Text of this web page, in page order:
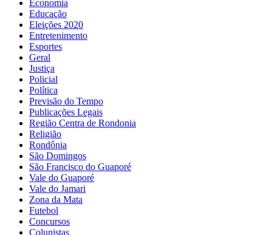
Economia
Educação
Eleições 2020
Entretenimento
Esportes
Geral
Justiça
Policial
Política
Previsão do Tempo
Publicações Legais
Região Centra de Rondonia
Religião
Rondônia
São Domingos
São Francisco do Guaporé
Vale do Guaporé
Vale do Jamari
Zona da Mata
Futebol
Concursos
Colunistas